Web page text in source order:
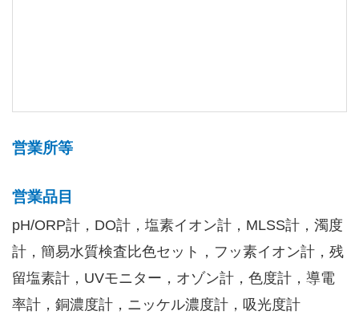
営業所等
営業品目
pH/ORP計，DO計，塩素イオン計，MLSS計，濁度
計，簡易水質検査比色セット，フッ素イオン計，残
留塩素計，UVモニター，オゾン計，色度計，導電
率計，銅濃度計，ニッケル濃度計，吸光度計